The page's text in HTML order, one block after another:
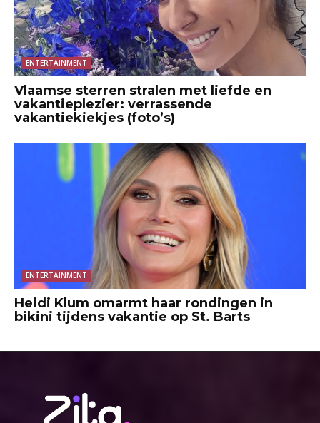
ENTERTAINMENT
Vlaamse sterren stralen met liefde en
vakantieplezier: verrassende
vakantiekiekjes (foto’s)
ENTERTAINMENT
Heidi Klum omarmt haar rondingen in
bikini tijdens vakantie op St. Barts